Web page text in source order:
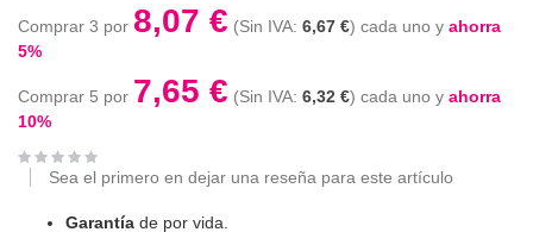
Comprar 3 por 8,07 € 6,67 € cada uno y ahorra
5%
Comprar 5 por 7,65 € 6,32 € cada uno y ahorra
10%
Sea el primero en dejar una reseña para este artículo
Garantía de por vida.